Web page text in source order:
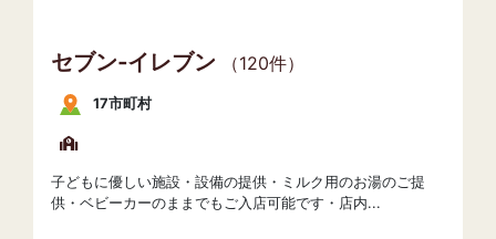
セブン‐イレブン （120件）
17市町村
子どもに優しい施設・設備の提供・ミルク用のお湯のご提
供・ベビーカーのままでもご入店可能です・店内...